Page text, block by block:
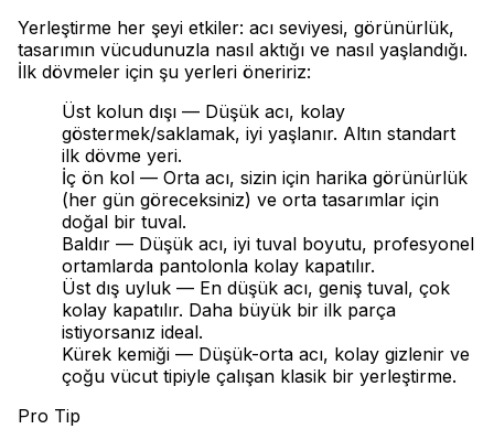
Yerleştirme her şeyi etkiler: acı seviyesi, görünürlük,
tasarımın vücudunuzla nasıl aktığı ve nasıl yaşlandığı.
İlk dövmeler için şu yerleri öneririz:
Üst kolun dışı — Düşük acı, kolay
göstermek/saklamak, iyi yaşlanır. Altın standart
ilk dövme yeri.
İç ön kol — Orta acı, sizin için harika görünürlük
(her gün göreceksiniz) ve orta tasarımlar için
doğal bir tuval.
Baldır — Düşük acı, iyi tuval boyutu, profesyonel
ortamlarda pantolonla kolay kapatılır.
Üst dış uyluk — En düşük acı, geniş tuval, çok
kolay kapatılır. Daha büyük bir ilk parça
istiyorsanız ideal.
Kürek kemiği — Düşük-orta acı, kolay gizlenir ve
çoğu vücut tipiyle çalışan klasik bir yerleştirme.
Pro Tip